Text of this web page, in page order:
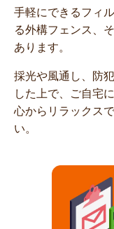
手軽にできるフィ
る外構フェンス、
あります。
採光や風通し、防
した上で、ご自宅
心からリラックス
い。